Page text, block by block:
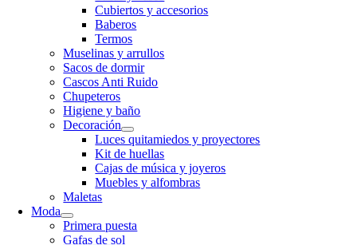
Cubiertos y accesorios
Baberos
Termos
Muselinas y arrullos
Sacos de dormir
Cascos Anti Ruido
Chupeteros
Higiene y baño
Decoración
Luces quitamiedos y proyectores
Kit de huellas
Cajas de música y joyeros
Muebles y alfombras
Maletas
Moda
Primera puesta
Gafas de sol